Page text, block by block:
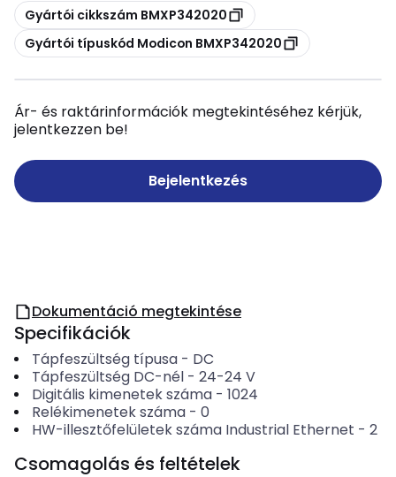
Másolás
Gyártói cikkszám BMXP342020
Másolás
Gyártói típuskód Modicon BMXP342020
Ár- és raktárinformációk megtekintéséhez kérjük,
jelentkezzen be!
Bejelentkezés
Dokumentáció megtekintése
Specifikációk
Tápfeszültség típusa- DC
Tápfeszültség DC-nél- 24-24 V
Digitális kimenetek száma- 1024
Relékimenetek száma- 0
HW-illesztőfelületek száma Industrial Ethernet - 2
Csomagolás és feltételek